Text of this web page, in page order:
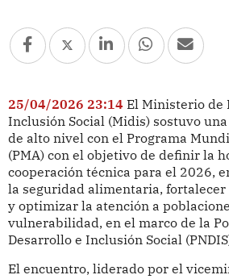
25/04/2026 23:14 El Ministerio de
Inclusión Social (Midis) sostuvo
de alto nivel con el Programa
(PMA) con el objetivo de definir la
cooperación técnica para el 2026,
la seguridad alimentaria, fortalecer
y optimizar la atención a
vulnerabilidad, en el marco de la
Desarrollo e Inclusión Social
El encuentro, liderado por el